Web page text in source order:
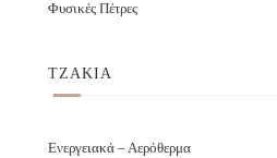
Φυσικές Πέτρες
ΤΖΑΚΙΑ
Ενεργειακά – Αερόθερμα